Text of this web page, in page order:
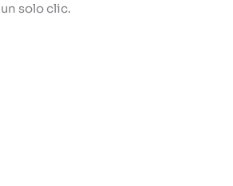
solo clic.